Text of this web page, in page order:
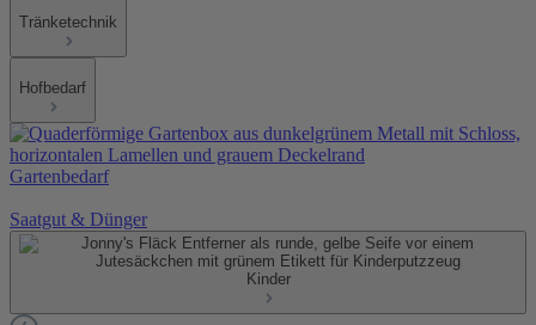
Tränketechnik
Hofbedarf
Gartenbedarf
Saatgut & Dünger
Kinder